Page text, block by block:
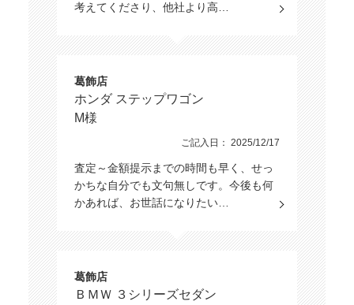
考えてくださり、他社より高…
葛飾店
ホンダ ステップワゴン
M様
ご記入日： 2025/12/17
査定～金額提示までの時間も早く、せっ
かちな自分でも文句無しです。今後も何
かあれば、お世話になりたい…
葛飾店
ＢＭＷ ３シリーズセダン